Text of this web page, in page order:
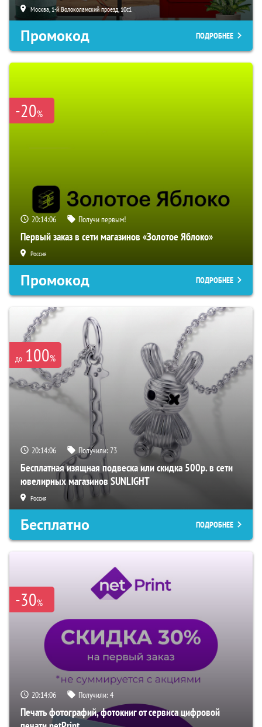
Москва, 1-й Волоколамский проезд, 10с1
Промокод ПОДРОБНЕЕ
-20%
20:14:05 Получи первым!
Первый заказ в сети магазинов «Золотое Яблоко»
Россия
Промокод ПОДРОБНЕЕ
до 100%
20:14:05 Получили:73
Бесплатная изящная подвеска или скидка 500р. в сети
ювелирных магазинов SUNLIGHT
Россия
Бесплатно ПОДРОБНЕЕ
-30%
20:14:05 Получили:4
Печать фотографий, фотокниг от сервиса цифровой